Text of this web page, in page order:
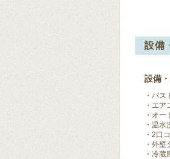
設備
設備
バス
エア
オー
温水
2口
外壁
冷蔵